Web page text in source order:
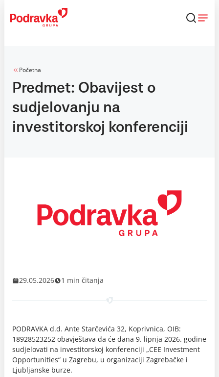
content
Početna
Predmet: Obavijest o
sudjelovanju na
investitorskoj konferenciji
29.05.2026 1 min čitanja
PODRAVKA d.d. Ante Starčevića 32, Koprivnica, OIB:
18928523252 obavještava da će dana 9. lipnja 2026. godine
sudjelovati na investitorskoj konferenciji „CEE Investment
Opportunities“ u Zagrebu, u organizaciji Zagrebačke i
Ljubljanske burze.